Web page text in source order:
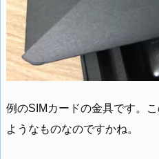
例のSIMカードの金具です。
ようなものなのですかね。